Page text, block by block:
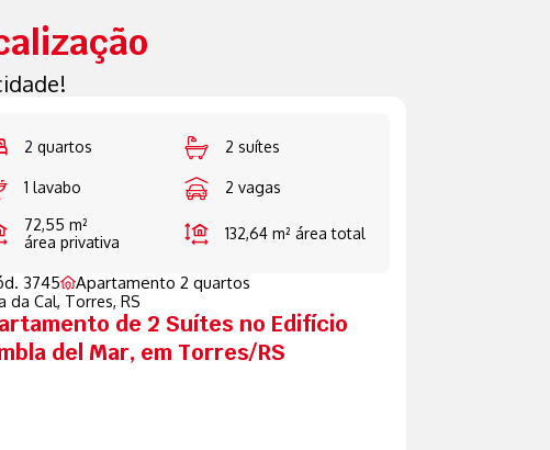
2 quartos 2 suítes
1 lavabo
2 vagas
72,55 m²
área privativa
132,64 m² área total
3745 Apartamento 2 quartos
da Cal, Torres, RS
de 2 Suítes no Edifício
del Mar, em Torres/RS